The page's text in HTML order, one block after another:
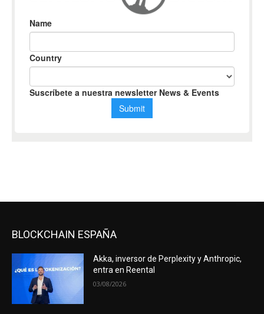
BLOCKCHAIN ESPAÑA
Akka, inversor de Perplexity y Anthropic,
entra en Reental
03/08/2026